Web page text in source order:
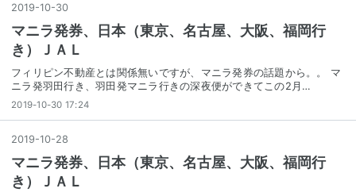
2019-10-30
マニラ発券、日本（東京、名古屋、大阪、福岡行
き）ＪＡＬ
フィリピン不動産とは関係無いですが、マニラ発券の話題から。。 マ
ニラ発羽田行き、羽田発マニラ行きの深夜便ができてこの2月…
2019-10-30 17:24
2019-10-28
マニラ発券、日本（東京、名古屋、大阪、福岡行
き）ＪＡＬ